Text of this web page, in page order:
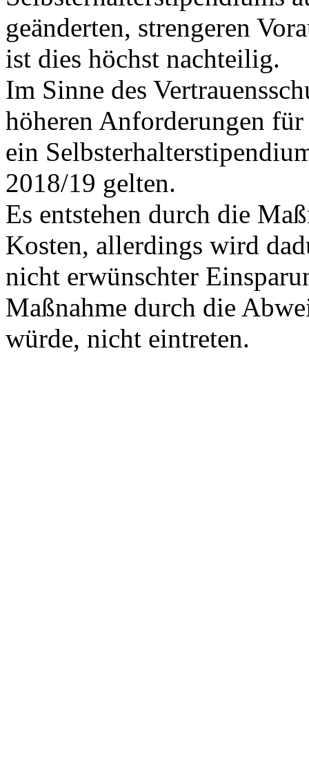
geänderten, strengeren
ist dies höchst nachteilig.
Im Sinne des
höheren Anforderungen
ein
2018/19 gelten.
Es entstehen durch die
Kosten, allerdings wird
nicht erwünschter
Maßnahme durch die
würde, nicht eintreten.